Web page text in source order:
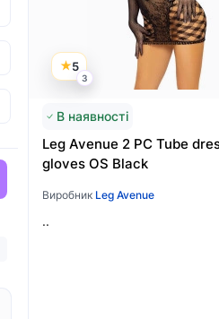
5
3
В наявності
Leg Avenue 2 PC Tube
gloves OS Black
Виробник Leg Avenue
..